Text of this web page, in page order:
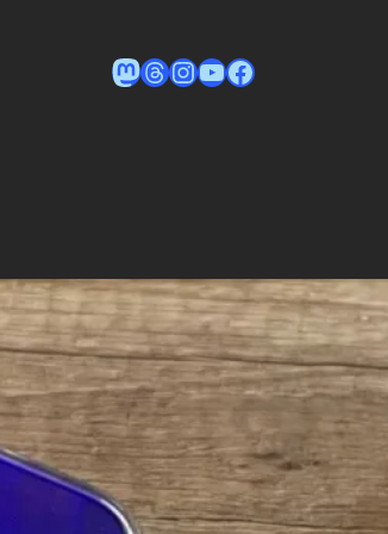
Tom auf Mastodon
Tom on Threads
Instagram
YouTube
Facebook